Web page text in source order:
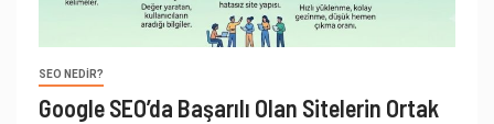
SEO NEDIR?
Google SEO’da Başarılı Olan Sitelerin Ortak